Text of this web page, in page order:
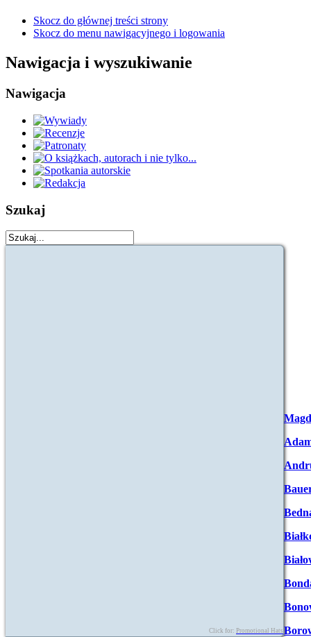
Skocz do głównej treści strony
Skocz do menu nawigacyjnego i logowania
Nawigacja i wyszukiwanie
Nawigacja
Szukaj
Click for: Promotional Hats